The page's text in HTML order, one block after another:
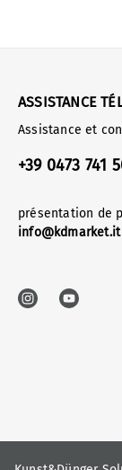
ASSISTANCE
Assistance et
+39 0473 741
présentation de
info@kdmarket.it